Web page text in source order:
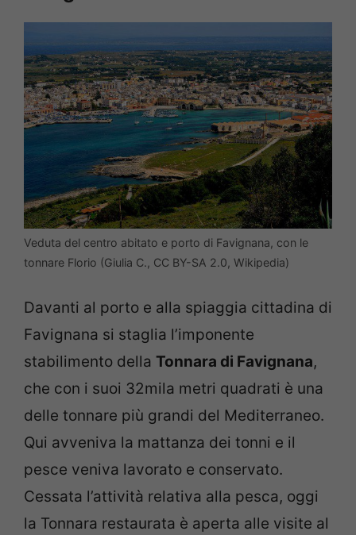
Veduta del centro abitato e porto di Favignana, con le
tonnare Florio (Giulia C., CC BY-SA 2.0, Wikipedia)
Davanti al porto e alla spiaggia cittadina di
Favignana si staglia l’imponente
stabilimento della Tonnara di Favignana,
che con i suoi 32mila metri quadrati è una
delle tonnare più grandi del Mediterraneo.
Qui avveniva la mattanza dei tonni e il
pesce veniva lavorato e conservato.
Cessata l’attività relativa alla pesca, oggi
la Tonnara restaurata è aperta alle visite al